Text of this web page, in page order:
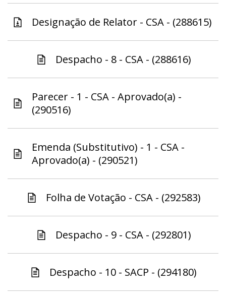
Designação de Relator - CSA - (288615)
Despacho - 8 - CSA - (288616)
Parecer - 1 - CSA - Aprovado(a) -
(290516)
Emenda (Substitutivo) - 1 - CSA -
Aprovado(a) - (290521)
Folha de Votação - CSA - (292583)
Despacho - 9 - CSA - (292801)
Despacho - 10 - SACP - (294180)